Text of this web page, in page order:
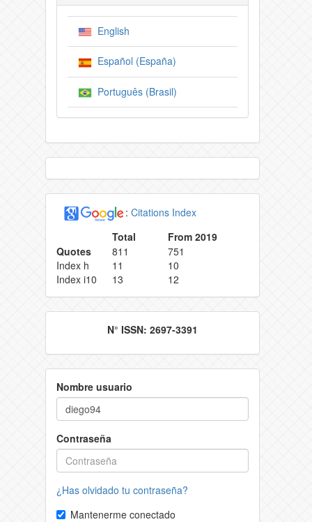
English
Español (España)
Português (Brasil)
: Citations Index
Total
From 2019
Quotes
811
751
Index h
11
10
Index i10
13 12
N° ISSN: 2697-3391
Nombre usuario
Contraseña
¿Has olvidado tu contraseña?
Mantenerme conectado